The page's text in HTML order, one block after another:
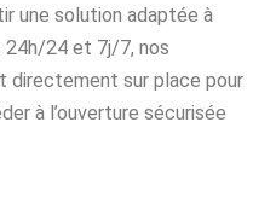
une solution adaptée à
24h/24 et 7j/7, nos
directement sur place pour
à l’ouverture sécurisée